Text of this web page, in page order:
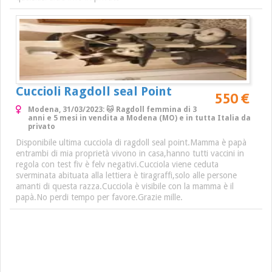
Cuccioli Ragdoll seal Point 550 €
Modena, 31/03/2023: 🐱 Ragdoll femmina di 3
anni e 5 mesi in vendita a Modena (MO) e in tutta Italia da
privato
Disponibile ultima cucciola di ragdoll seal point.Mamma è papà
entrambi di mia proprietà vivono in casa,hanno tutti vaccini in
regola con test fiv è felv negativi.Cucciola viene ceduta
sverminata abituata alla lettiera è tiragraffi,solo alle persone
amanti di questa razza.Cucciola è visibile con la mamma è il
papà.No perdi tempo per favore.Grazie mille.